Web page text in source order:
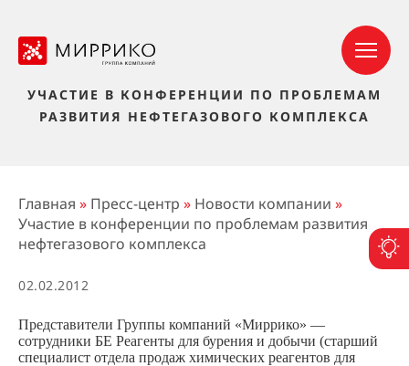
УЧАСТИЕ В КОНФЕРЕНЦИИ ПО ПРОБЛЕМАМ
РАЗВИТИЯ НЕФТЕГАЗОВОГО КОМПЛЕКСА
Главная » Пресс-центр » Новости компании »
Участие в конференции по проблемам развития
нефтегазового комплекса
02.02.2012
Представители Группы компаний «Миррико» —
сотрудники БЕ Реагенты для бурения и добычи (старший
специалист отдела продаж химических реагентов для